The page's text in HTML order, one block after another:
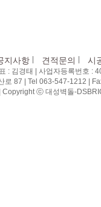
지사항 견적문의 시
: 김경태 | 사업자등록번호 :
로 87 | Tel 063-547-1212 |
| Copyright ⓒ 대성벽돌-